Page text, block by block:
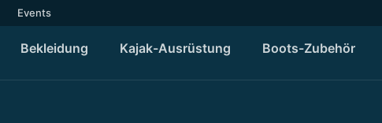
Events
Bekleidung Kajak-Ausrüstung Boots-Zubehör